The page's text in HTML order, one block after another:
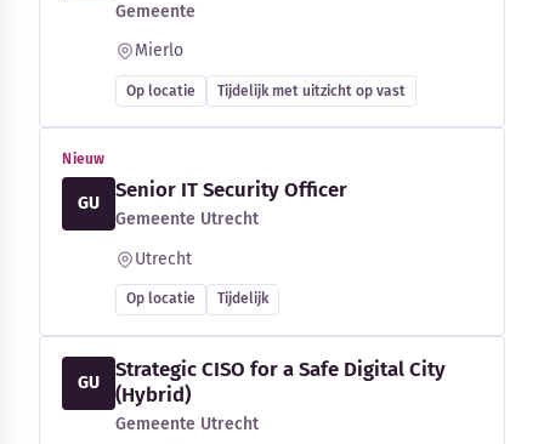
Gemeente
Mierlo
Op locatie Tijdelijk met uitzicht op vast
Nieuw
GU
Senior IT Security Officer
Gemeente Utrecht
Utrecht
Op locatie Tijdelijk
GU
Strategic CISO for a Safe Digital City
(Hybrid)
Gemeente Utrecht